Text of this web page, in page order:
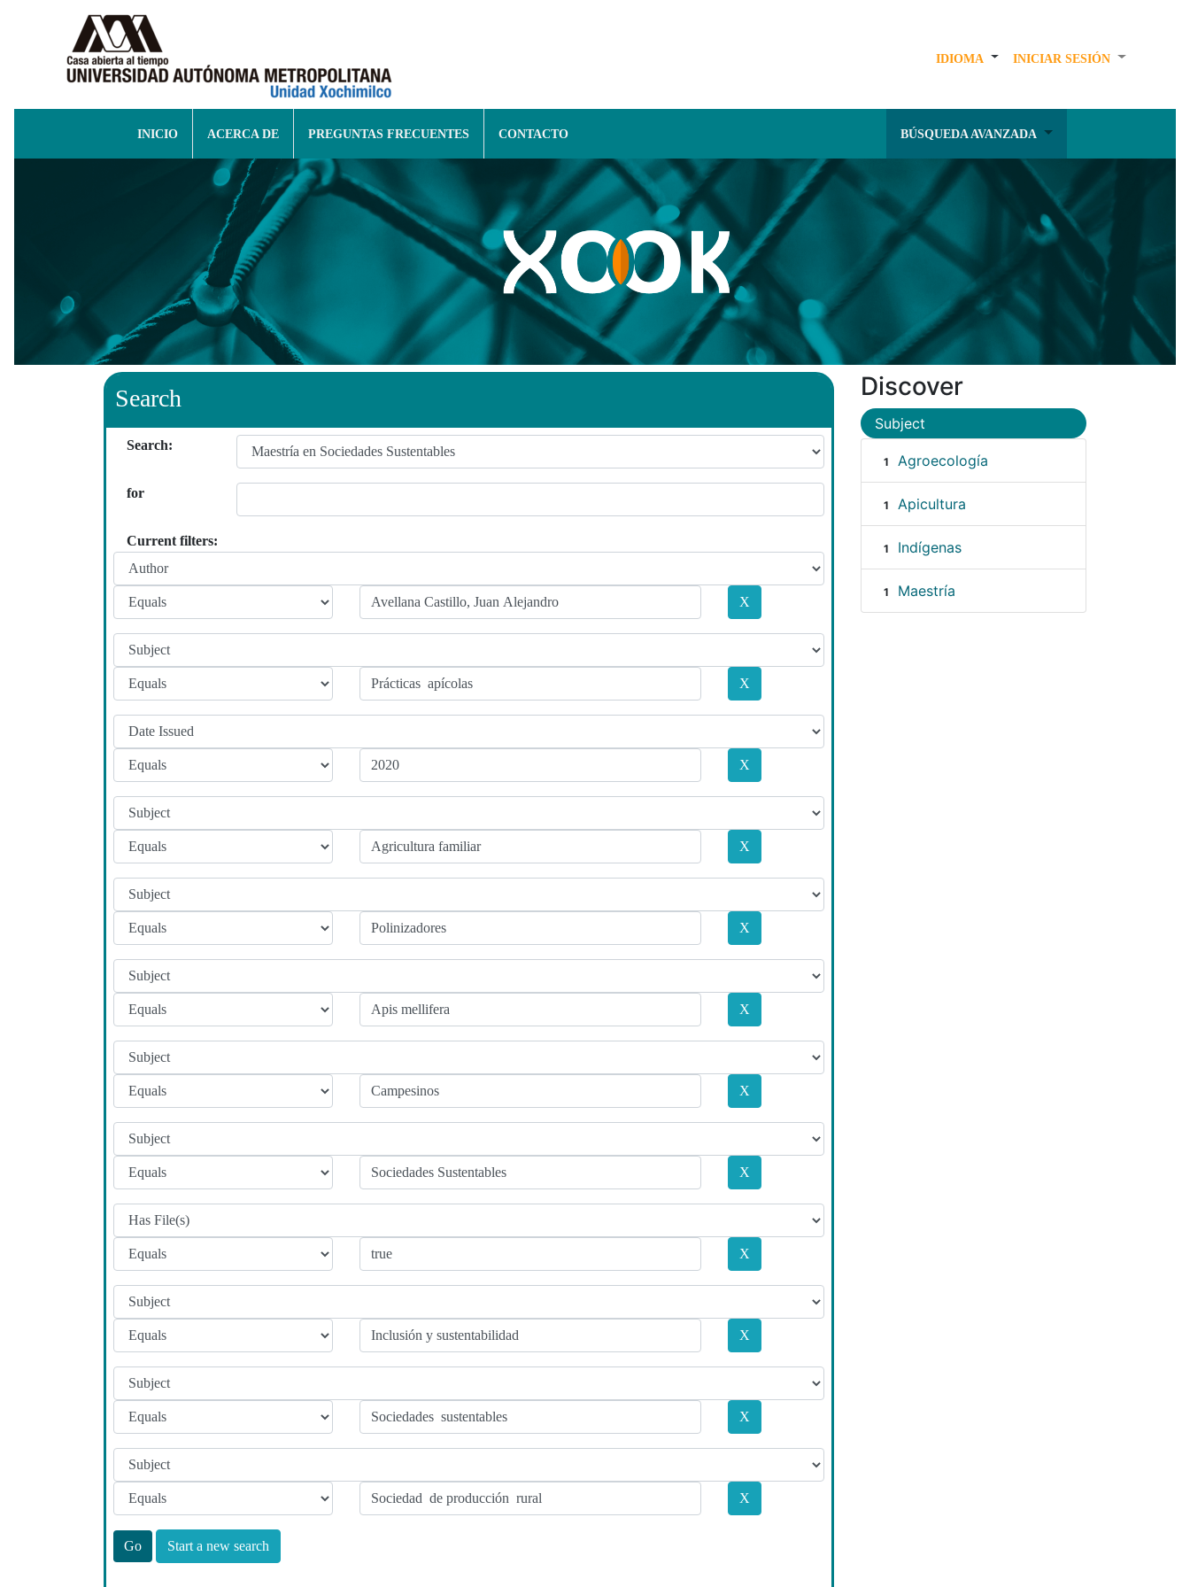
IDIOMA INICIAR SESIÓN
INICIO ACERCA DE PREGUNTAS FRECUENTES CONTACTO BÚSQUEDA AVANZADA
Search
Search:
for
Current filters:
Start a new search
Discover
Subject
1 Agroecología
1 Apicultura
1 Indígenas
1 Maestría